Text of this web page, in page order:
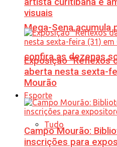
Mega-Sena acumula
confira as dezenas
Esporte
Tudo
visuais
Exposição “Reflexos
aberta nesta sexta-
Mourão
Campo Mourão:
inscrições para